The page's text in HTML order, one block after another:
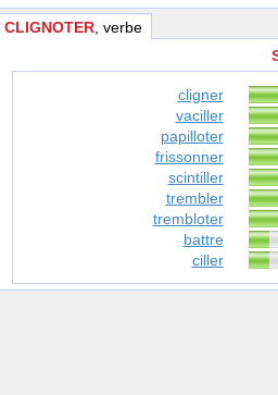
CLIGNOTER , verbe
cligner
vaciller
papilloter
frissonner
scintiller
trembler
trembloter
battre
ciller